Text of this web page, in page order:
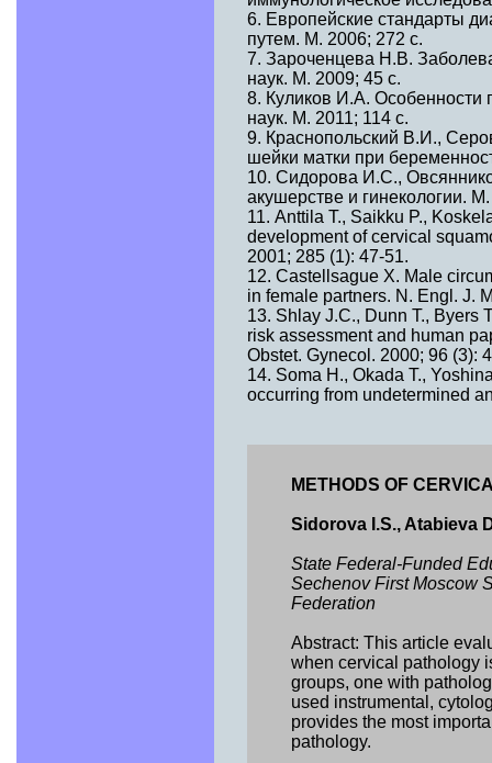
6. Европейские стандарты
путем. М. 2006; 272 с.
7. Зароченцева Н.В.
наук. М. 2009; 45 с.
8. Куликов И.А. Особенности
наук. М. 2011; 114 с.
9. Краснопольский В.И.,
шейки матки при
10. Сидорова И.С.,
акушерстве и гинекологии.
11. Anttila Т., Saikku P.,
development of cervical
2001; 285 (1): 47-51.
12. Castellsague X. Male
in female partners. N. Engl. J.
13. Shlay J.C., Dunn T., Byers
risk assessment and human
Obstet. Gynecol. 2000; 96 (3):
14. Soma H., Okada T.,
occurring from undetermined
METHODS OF
Sidorova I.S., Atabieva
State Federal-Funded
Sechenov First Moscow
Federation
Abstract: This article
when cervical pathology
groups, one with
used instrumental,
provides the most
pathology.